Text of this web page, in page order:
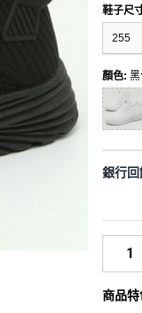
鞋子尺
255
顏色:
銀行回
商品特